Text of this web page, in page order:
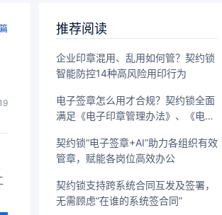
推荐阅读
企业印章混用、乱用如何管？契约锁
智能防控14种高风险用印行为
电子签章怎么用才合规？契约锁全面
满足《电子印章管理办法》、《电子
契约锁“电子签章+AI”助力各组织有效
管章，赋能各岗位高效办公
契约锁支持跨系统合同互发及签署，
无需顾虑“在谁的系统签合同”